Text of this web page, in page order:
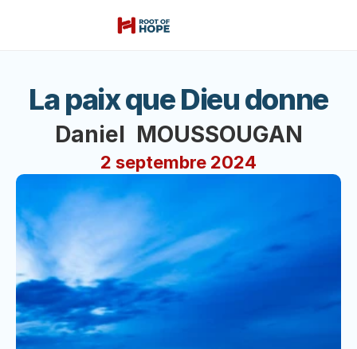
La paix que Dieu donne
Daniel  MOUSSOUGAN
2 septembre 2024